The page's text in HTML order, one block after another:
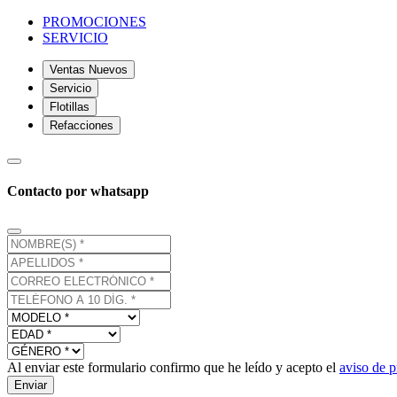
PROMOCIONES
SERVICIO
Ventas Nuevos
Servicio
Flotillas
Refacciones
Contacto por whatsapp
Al enviar este formulario confirmo que he leído y acepto el aviso de
Enviar